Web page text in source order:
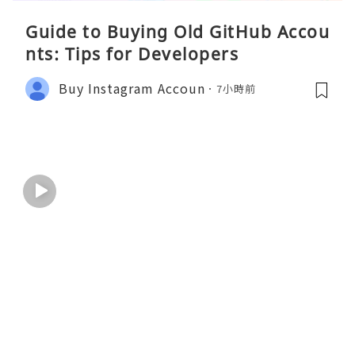
Guide to Buying Old GitHub Accou
nts: Tips for Developers
Buy Instagram Accoun 7小時前